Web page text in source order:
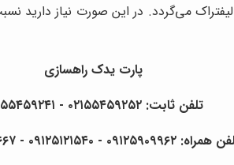
می‌گردد. در این صورت نیاز دارید
پارت یدک راهسازی
تلفن ثابت: ۰۲۱۵۵۴۵۹۲۵۲ - ۰۲۱۵۵۴۵۹۲۴۱
۰۹۱۲۵۹۰۹۹۶۲ - ۰۹۱۲۵۱۲۱۵۴۰‌‌‌ - ۰۹۱۲۶۹۳۱۶۶۷